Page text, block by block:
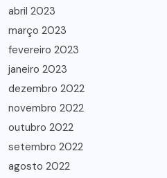
abril 2023
março 2023
fevereiro 2023
janeiro 2023
dezembro 2022
novembro 2022
outubro 2022
setembro 2022
agosto 2022